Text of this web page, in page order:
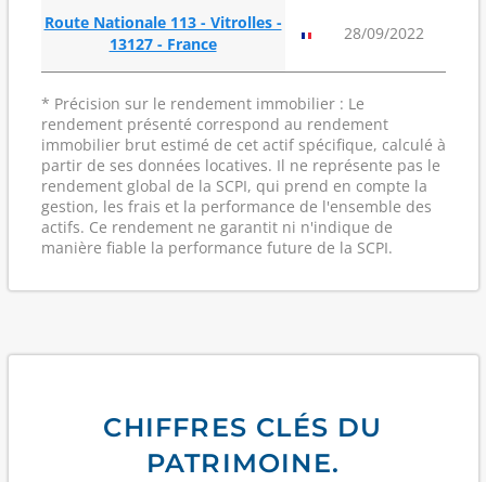
Route Nationale 113 - Vitrolles -
13127 - France
28/09/2022
* Précision sur le rendement immobilier : Le
rendement présenté correspond au rendement
immobilier brut estimé de cet actif spécifique, calculé à
partir de ses données locatives. Il ne représente pas le
rendement global de la SCPI, qui prend en compte la
gestion, les frais et la performance de l'ensemble des
actifs. Ce rendement ne garantit ni n'indique de
manière fiable la performance future de la SCPI.
CHIFFRES CLÉS DU
PATRIMOINE.